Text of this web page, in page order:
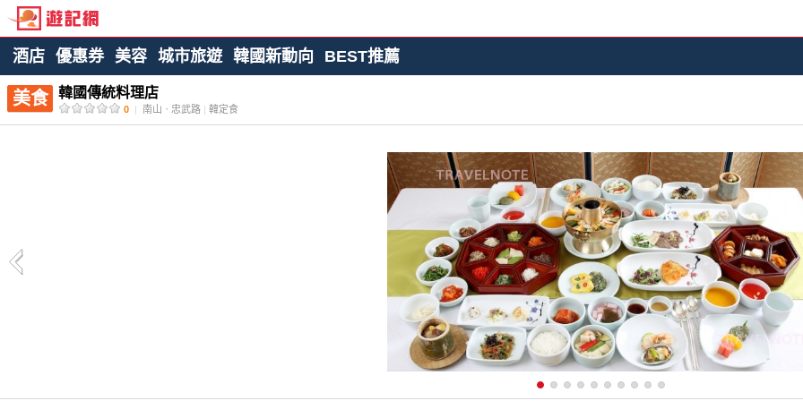
酒店 優惠券 美容 城市旅遊 韓國新動向 BEST推薦
美食 韓國傳統料理店
0 | 南山ㆍ忠武路 | 韓定食